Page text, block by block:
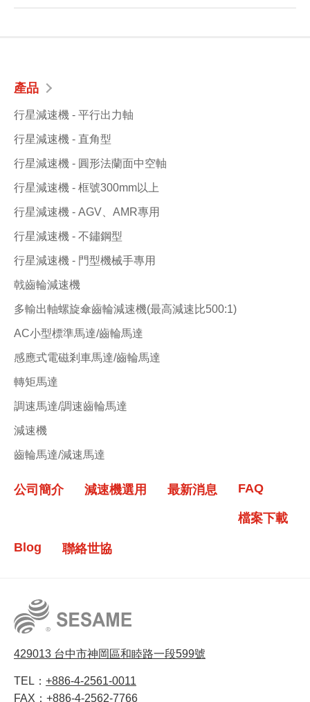
產品
行星減速機 - 平行出力軸
行星減速機 - 直角型
行星減速機 - 圓形法蘭面中空軸
行星減速機 - 框號300mm以上
行星減速機 - AGV、AMR專用
行星減速機 - 不鏽鋼型
行星減速機 - 門型機械手專用
戟齒輪減速機
多輸出軸螺旋傘齒輪減速機(最高減速比500:1)
AC小型標準馬達/齒輪馬達
感應式電磁剎車馬達/齒輪馬達
轉矩馬達
調速馬達/調速齒輪馬達
減速機
齒輪馬達/減速馬達
公司簡介 減速機選用 最新消息 FAQ
檔案下載
Blog 聯絡世協
429013 台中市神岡區和睦路一段599號
TEL： +886-4-2561-0011
FAX： +886-4-2562-7766